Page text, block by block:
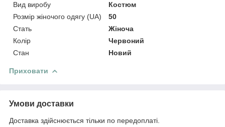
Вид виробу
Костюм
Розмір жіночого одягу (UA)
50
Стать
Жіноча
Колір
Червоний
Стан
Новий
Приховати
Умови доставки
Доставка здійснюється тільки по передоплаті.